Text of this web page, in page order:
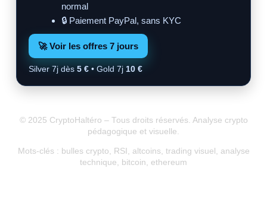
normal
🔒 Paiement PayPal, sans KYC
🚀 Voir les offres 7 jours
Silver 7j dès 5 € • Gold 7j 10 €
© 2025 CryptoHaltéro – Tous droits réservés. Analyse crypto
pédagogique et visuelle.
Mots-clés : bulles crypto, RSI, altcoins, trading visuel, analyse
technique, bitcoin, ethereum